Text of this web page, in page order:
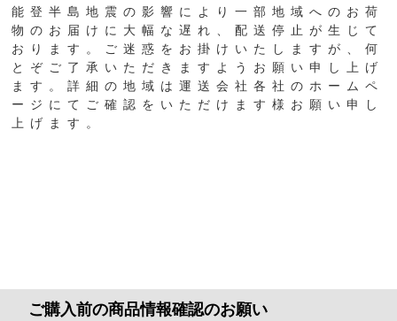
能登半島地震の影響により一部地域へのお荷
物のお届けに大幅な遅れ、配送停止が生じて
おります。ご迷惑をお掛けいたしますが、何
とぞご了承いただきますようお願い申し上げ
ます。詳細の地域は運送会社各社のホームペ
ージにてご確認をいただけます様お願い申し
上げます。
ご購入前の商品情報確認のお願い